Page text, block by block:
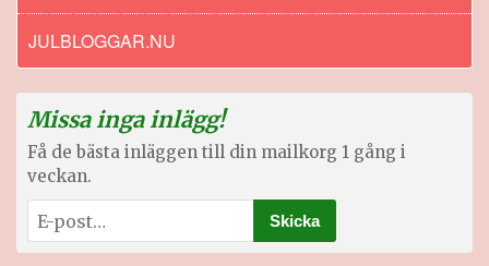
JULBLOGGAR.NU
Missa inga inlägg!
Få de bästa inläggen till din mailkorg 1 gång i
veckan.